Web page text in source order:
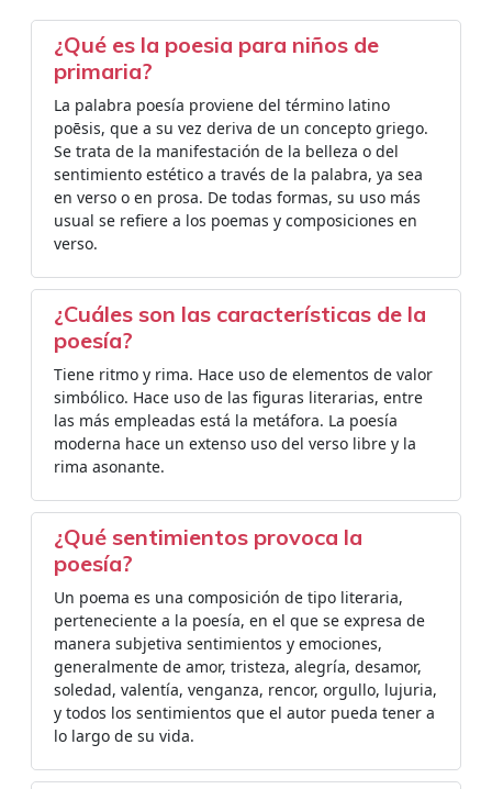
¿Qué es la poesia para niños de
primaria?
La palabra poesía proviene del término latino
poēsis, que a su vez deriva de un concepto griego.
Se trata de la manifestación de la belleza o del
sentimiento estético a través de la palabra, ya sea
en verso o en prosa. De todas formas, su uso más
usual se refiere a los poemas y composiciones en
verso.
¿Cuáles son las características de la
poesía?
Tiene ritmo y rima. Hace uso de elementos de valor
simbólico. Hace uso de las figuras literarias, entre
las más empleadas está la metáfora. La poesía
moderna hace un extenso uso del verso libre y la
rima asonante.
¿Qué sentimientos provoca la
poesía?
Un poema es una composición de tipo literaria,
perteneciente a la poesía, en el que se expresa de
manera subjetiva sentimientos y emociones,
generalmente de amor, tristeza, alegría, desamor,
soledad, valentía, venganza, rencor, orgullo, lujuria,
y todos los sentimientos que el autor pueda tener a
lo largo de su vida.